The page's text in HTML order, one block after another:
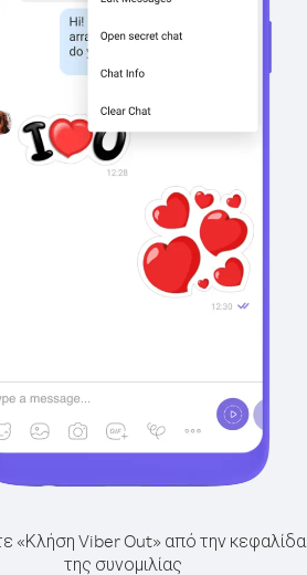
«Κλήση Viber Out» από την κεφαλίδα
της συνομιλίας